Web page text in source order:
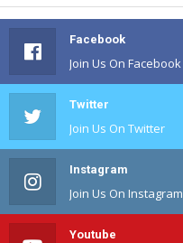
Facebook
Join Us On Facebook
Twitter
Join Us On Twitter
Instagram
Join Us On Instagram
Youtube